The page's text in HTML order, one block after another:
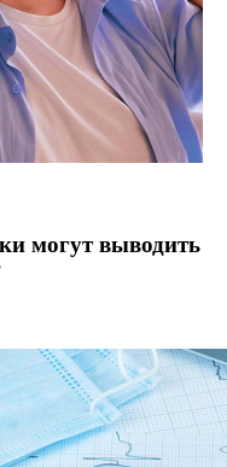
могут выводить